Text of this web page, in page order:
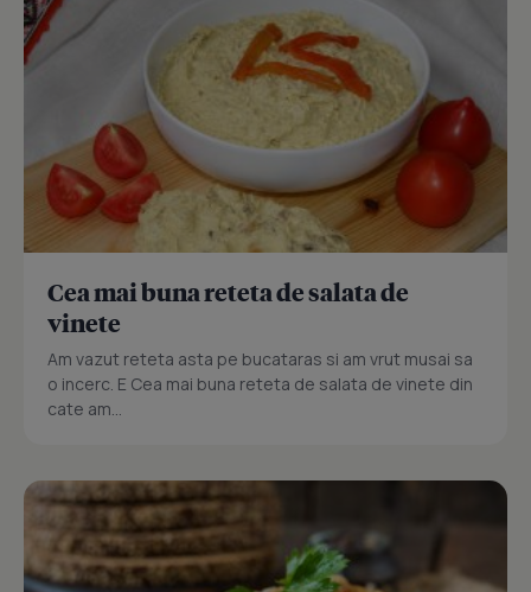
Cea mai buna reteta de salata de
vinete
Am vazut reteta asta pe bucataras si am vrut musai sa
o incerc. E Cea mai buna reteta de salata de vinete din
cate am...